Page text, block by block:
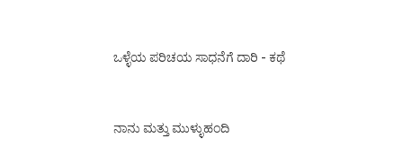
ಒಳ್ಳೆಯ ಪರಿಚಯ ಸಾಧನೆಗೆ ದಾರಿ - ಕಥೆ
ನಾನು ಮತ್ತು ಮುಳ್ಳುಹಂದಿ